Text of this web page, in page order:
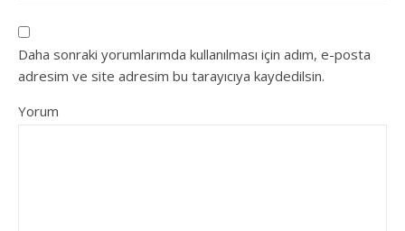
Daha sonraki yorumlarımda kullanılması için adım, e-posta
adresim ve site adresim bu tarayıcıya kaydedilsin.
Yorum